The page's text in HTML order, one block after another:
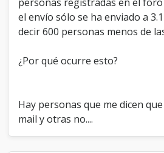
el envío sólo se ha enviado a
decir 600 personas menos de
¿Por qué ocurre esto?
Hay personas que me dicen
mail y otras no....